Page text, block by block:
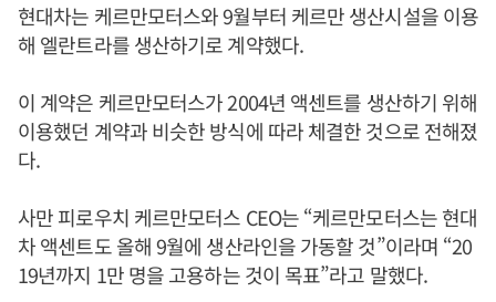
현대차는 케르만모터스와 9월부터 케르만 생산시설을 이용
해 엘란트라를 생산하기로 계약했다.
이 계약은 케르만모터스가 2004년 액센트를 생산하기 위해
이용했던 계약과 비슷한 방식에 따라 체결한 것으로 전해졌
다.
사만 피로우치 케르만모터스 CEO는 “케르만모터스는 현대
차 액센트도 올해 9월에 생산라인을 가동할 것”이라며 “20
19년까지 1만 명을 고용하는 것이 목표”라고 말했다.